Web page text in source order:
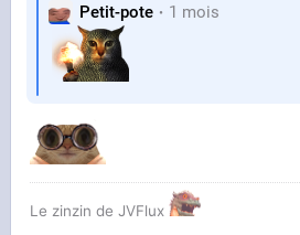
Petit-pote 1 mois
Le zinzin de JVFlux